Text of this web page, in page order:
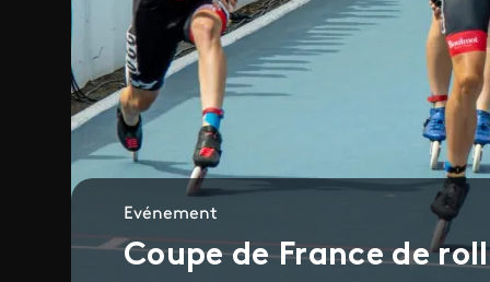
Evénement
Coupe de France de